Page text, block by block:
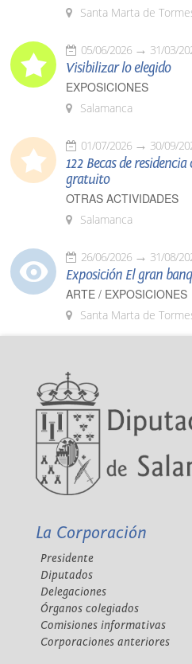
Santa Marta de
05/06/2026 31/03/
Visibilizar lo elegido
EXPOSICIONES
Salamanca
01/07/2026 30/09/
122 Becas de
gratuito
OTRAS ACTIVIDADES
Salamanca
26/06/2026 31/08/
Exposición El gran
ARTE / EXPOSICIONES
Santa Marta de
La Corporación
Presidente
Diputados
Delegaciones
Órganos colegiados
Comisiones informativas
Corporaciones anteriores